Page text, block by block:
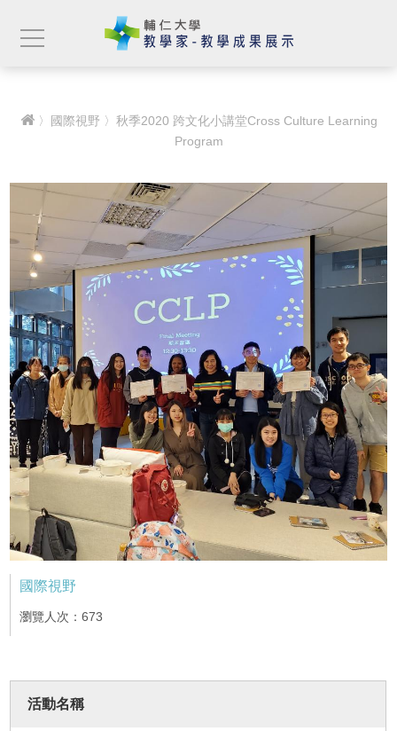
〉 國際視野 〉秋季2020 跨文化小講堂Cross Culture Learning
Program
國際視野
瀏覽人次：673
活動名稱